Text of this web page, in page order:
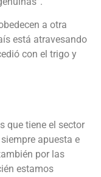
a otra
está atravesando
con el trigo y
que tiene el sector
apuesta e
por las
estamos